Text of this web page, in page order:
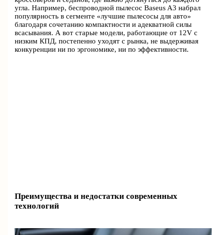
угла. Например, беспроводной пылесос Baseus A3 набрал
популярность в сегменте «лучшие пылесосы для авто»
благодаря сочетанию компактности и адекватной силы
всасывания. А вот старые модели, работающие от 12V с
низким КПД, постепенно уходят с рынка, не выдерживая
конкуренции ни по эргономике, ни по эффективности.
Преимущества и недостатки современных
технологий